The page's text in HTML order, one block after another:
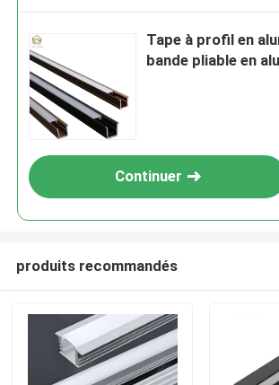
Tape à profil en
bande pliable en
Continuer
produits recommandés